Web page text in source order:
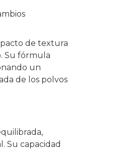
de textura
Su fórmula
un
de los polvos
Su capacidad